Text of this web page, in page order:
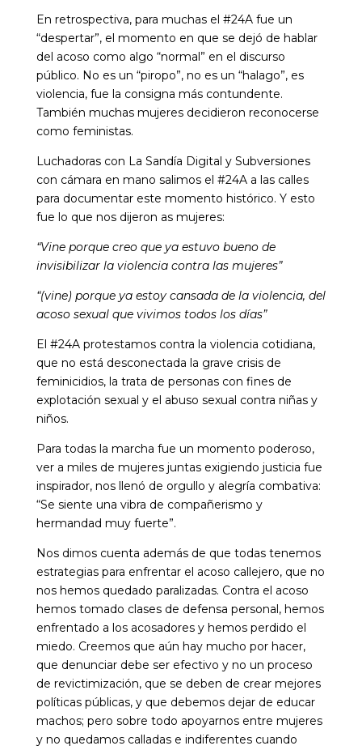
En retrospectiva, para muchas el #24A fue un
“despertar”, el momento en que se dejó de hablar
del acoso como algo “normal” en el discurso
público. No es un “piropo”, no es un “halago”, es
violencia, fue la consigna más contundente.
También muchas mujeres decidieron reconocerse
como feministas.
Luchadoras con La Sandía Digital y Subversiones
con cámara en mano salimos el #24A a las calles
para documentar este momento histórico. Y esto
fue lo que nos dijeron as mujeres:
“Vine porque creo que ya estuvo bueno de
invisibilizar la violencia contra las mujeres”
“(vine) porque ya estoy cansada de la violencia, del
acoso sexual que vivimos todos los días”
El #24A protestamos contra la violencia cotidiana,
que no está desconectada la grave crisis de
feminicidios, la trata de personas con fines de
explotación sexual y el abuso sexual contra niñas y
niños.
Para todas la marcha fue un momento poderoso,
ver a miles de mujeres juntas exigiendo justicia fue
inspirador, nos llenó de orgullo y alegría combativa:
“Se siente una vibra de compañerismo y
hermandad muy fuerte”.
Nos dimos cuenta además de que todas tenemos
estrategias para enfrentar el acoso callejero, que no
nos hemos quedado paralizadas. Contra el acoso
hemos tomado clases de defensa personal, hemos
enfrentado a los acosadores y hemos perdido el
miedo. Creemos que aún hay mucho por hacer,
que denunciar debe ser efectivo y no un proceso
de revictimización, que se deben de crear mejores
políticas públicas, y que debemos dejar de educar
machos; pero sobre todo apoyarnos entre mujeres
y no quedamos calladas e indiferentes cuando